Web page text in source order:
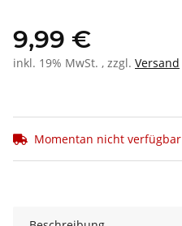
9,99 €
inkl. 19% MwSt. , zzgl. Versand
Momentan nicht verfügbar